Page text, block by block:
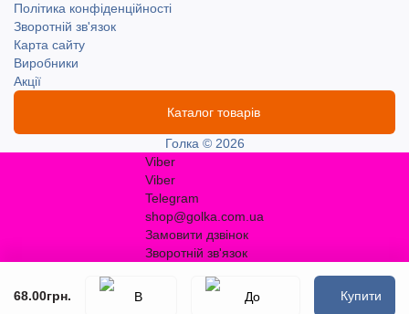
68.00грн. Купити
Політика конфіденційності
Зворотній зв'язок
Карта сайту
Виробники
Акції
Каталог товарів
Голка © 2026
Viber
Viber
Telegram
shop@golka.com.ua
Замовити дзвінок
Зворотній зв'язок